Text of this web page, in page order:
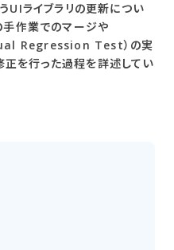
UIライブラリの更新につい
手作業でのマージや
Regression Test）の実
正を行った過程を詳述してい